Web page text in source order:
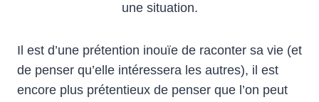
une situation.
Il est d’une prétention inouïe de raconter sa vie (et
de penser qu’elle intéressera les autres), il est
encore plus prétentieux de penser que l’on peut